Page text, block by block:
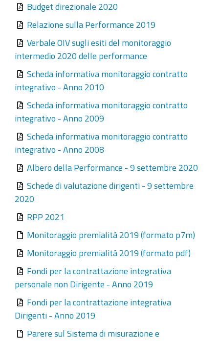
Budget direzionale 2020
Relazione sulla Performance 2019
Verbale OIV sugli esiti del monitoraggio
intermedio 2020 delle performance
Scheda informativa monitoraggio contratto
integrativo - Anno 2010
Scheda informativa monitoraggio contratto
integrativo - Anno 2009
Scheda informativa monitoraggio contratto
integrativo - Anno 2008
Albero della Performance - 9 settembre 2020
Schede di valutazione dirigenti - 9 settembre
2020
RPP 2021
Monitoraggio premialità 2019 (formato p7m)
Monitoraggio premialità 2019 (formato pdf)
Fondi per la contrattazione integrativa
personale non Dirigente - Anno 2019
Fondi per la contrattazione integrativa
Dirigenti - Anno 2019
Parere sul Sistema di misurazione e